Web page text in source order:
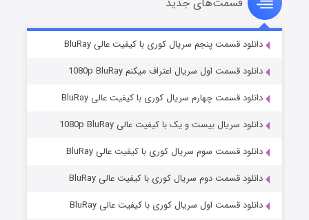
سریال زشت
قسمت۵ (زیرنویس) منتشر شد
وستی ها
قسمت۱ (زیرنویس) منتشر شد
دانلود قسمت پنجم سریال کوری با کیفیت عالی BluRay
دانلود قسمت اول سریال اعتراف میکنم 1080p BluRay
دانلود قسمت چهارم سریال کوری با کیفیت عالی BluRay
دانلود سریال بیست و یک با کیفیت عالی 1080p BluRay
دانلود قسمت سوم سریال کوری با کیفیت عالی BluRay
دانلود قسمت دوم سریال کوری با کیفیت عالی BluRay
دانلود قسمت اول سریال کوری با کیفیت عالی BluRay